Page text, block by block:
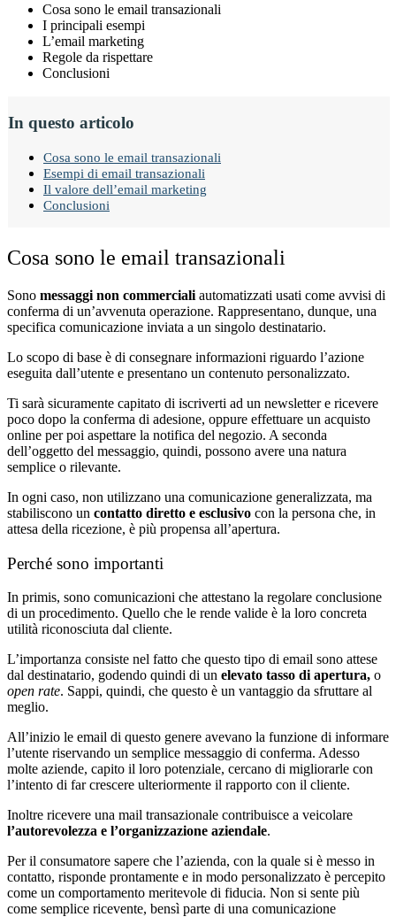
Cosa sono le email transazionali
I principali esempi
L’email marketing
Regole da rispettare
Conclusioni
In questo articolo
Cosa sono le email transazionali
Esempi di email transazionali
Il valore dell’email marketing
Conclusioni
Cosa sono le email transazionali
Sono messaggi non commerciali automatizzati usati come avvisi di
conferma di un’avvenuta operazione. Rappresentano, dunque, una
specifica comunicazione inviata a un singolo destinatario.
Lo scopo di base è di consegnare informazioni riguardo l’azione
eseguita dall’utente e presentano un contenuto personalizzato.
Ti sarà sicuramente capitato di iscriverti ad un newsletter e ricevere
poco dopo la conferma di adesione, oppure effettuare un acquisto
online per poi aspettare la notifica del negozio. A seconda
dell’oggetto del messaggio, quindi, possono avere una natura
semplice o rilevante.
In ogni caso, non utilizzano una comunicazione generalizzata, ma
stabiliscono un contatto diretto e esclusivo con la persona che, in
attesa della ricezione, è più propensa all’apertura.
Perché sono importanti
In primis, sono comunicazioni che attestano la regolare conclusione
di un procedimento. Quello che le rende valide è la loro concreta
utilità riconosciuta dal cliente.
L’importanza consiste nel fatto che questo tipo di email sono attese
dal destinatario, godendo quindi di un elevato tasso di apertura, o
open rate. Sappi, quindi, che questo è un vantaggio da sfruttare al
meglio.
All’inizio le email di questo genere avevano la funzione di informare
l’utente riservando un semplice messaggio di conferma. Adesso
molte aziende, capito il loro potenziale, cercano di migliorarle con
l’intento di far crescere ulteriormente il rapporto con il cliente.
Inoltre ricevere una mail transazionale contribuisce a veicolare
l’autorevolezza e l’organizzazione aziendale.
Per il consumatore sapere che l’azienda, con la quale si è messo in
contatto, risponde prontamente e in modo personalizzato è percepito
come un comportamento meritevole di fiducia. Non si sente più
come semplice ricevente, bensì parte di una comunicazione